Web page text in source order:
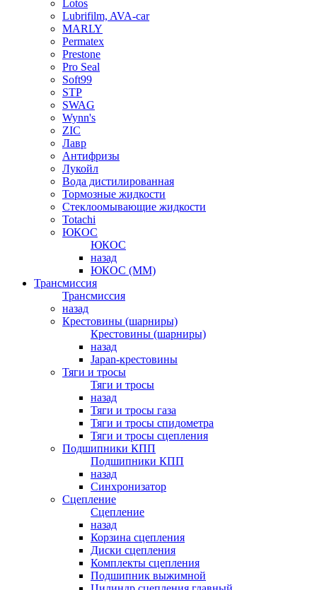
Lotos
Lubrifilm, AVA-car
MARLY
Permatex
Prestone
Pro Seal
Soft99
STP
SWAG
Wynn's
ZIC
Лавр
Антифризы
Лукойл
Вода дистилированная
Тормозные жидкости
Стеклоомывающие жидкости
Totachi
ЮКОС
ЮКОС
назад
ЮКОС (ММ)
Трансмиссия
Трансмиссия
назад
Крестовины (шарниры)
Крестовины (шарниры)
назад
Japan-крестовины
Тяги и тросы
Тяги и тросы
назад
Тяги и тросы газа
Тяги и тросы спидометра
Тяги и тросы сцепления
Подшипники КПП
Подшипники КПП
назад
Синхронизатор
Сцепление
Сцепление
назад
Корзина сцепления
Диски сцепления
Комплекты сцепления
Подшипник выжимной